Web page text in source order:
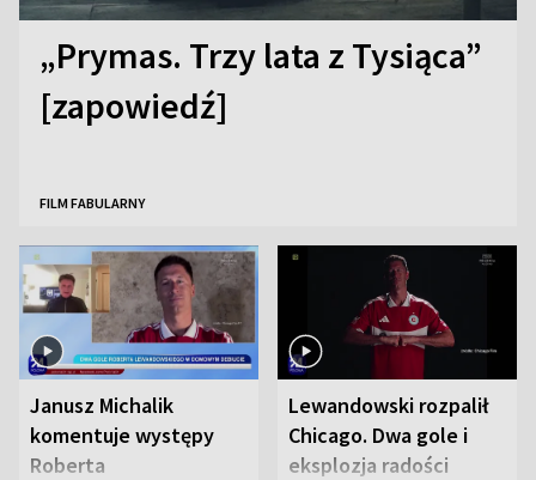
„Prymas. Trzy lata z Tysiąca”
[zapowiedź]
FILM FABULARNY
Janusz Michalik
komentuje występy
Roberta
Lewandowski rozpalił
Chicago. Dwa gole i
eksplozja radości